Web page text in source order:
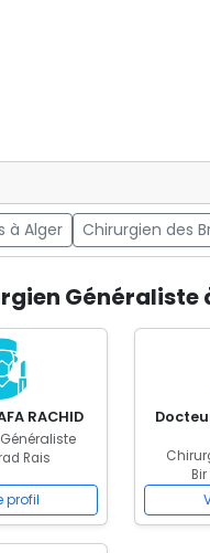
à Alger Chirurgien des
Généraliste
RACHID
Rais
profil